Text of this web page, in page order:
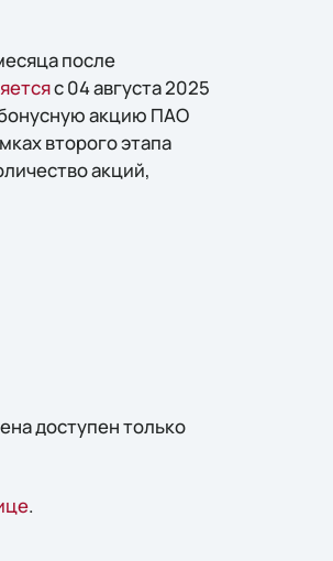
после
с 04 августа 2025
бонусную акцию ПАО
второго этапа
акций,
доступен только
.